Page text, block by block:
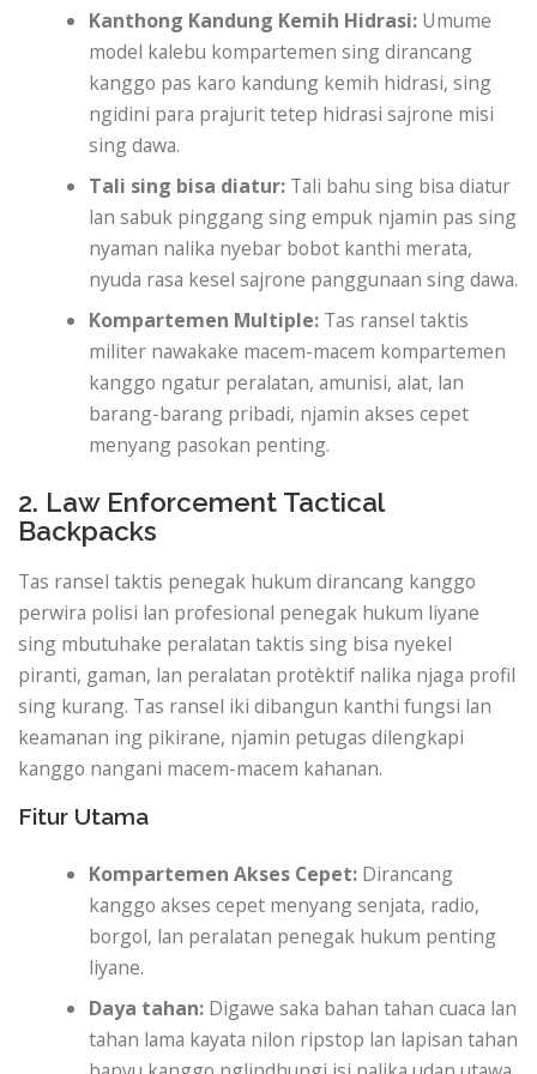
Kanthong Kandung Kemih Hidrasi: Umume
model kalebu kompartemen sing dirancang
kanggo pas karo kandung kemih hidrasi, sing
ngidini para prajurit tetep hidrasi sajrone misi
sing dawa.
Tali sing bisa diatur: Tali bahu sing bisa diatur
lan sabuk pinggang sing empuk njamin pas sing
nyaman nalika nyebar bobot kanthi merata,
nyuda rasa kesel sajrone panggunaan sing dawa.
Kompartemen Multiple: Tas ransel taktis
militer nawakake macem-macem kompartemen
kanggo ngatur peralatan, amunisi, alat, lan
barang-barang pribadi, njamin akses cepet
menyang pasokan penting.
2. Law Enforcement Tactical
Backpacks
Tas ransel taktis penegak hukum dirancang kanggo
perwira polisi lan profesional penegak hukum liyane
sing mbutuhake peralatan taktis sing bisa nyekel
piranti, gaman, lan peralatan protèktif nalika njaga profil
sing kurang. Tas ransel iki dibangun kanthi fungsi lan
keamanan ing pikirane, njamin petugas dilengkapi
kanggo nangani macem-macem kahanan.
Fitur Utama
Kompartemen Akses Cepet: Dirancang
kanggo akses cepet menyang senjata, radio,
borgol, lan peralatan penegak hukum penting
liyane.
Daya tahan: Digawe saka bahan tahan cuaca lan
tahan lama kayata nilon ripstop lan lapisan tahan